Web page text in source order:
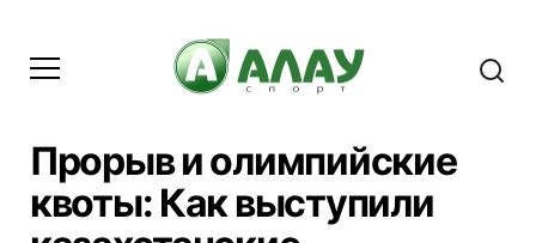
Прорыв и олимпийские
квоты: Как выступили